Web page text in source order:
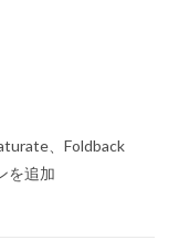
、Foldback
を追加